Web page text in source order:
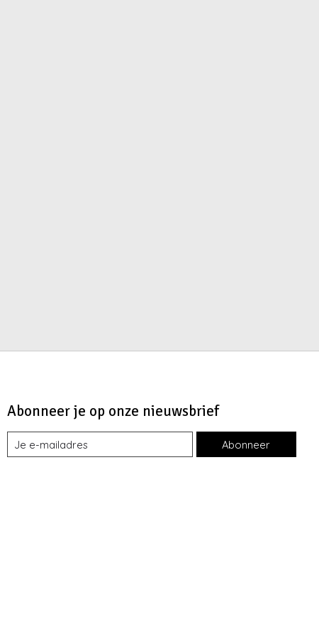
Abonneer je op onze nieuwsbrief
Abonneer